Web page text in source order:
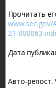
Прочитать
www.sec.gov/
21-000063-
Дата
Авто-репост.